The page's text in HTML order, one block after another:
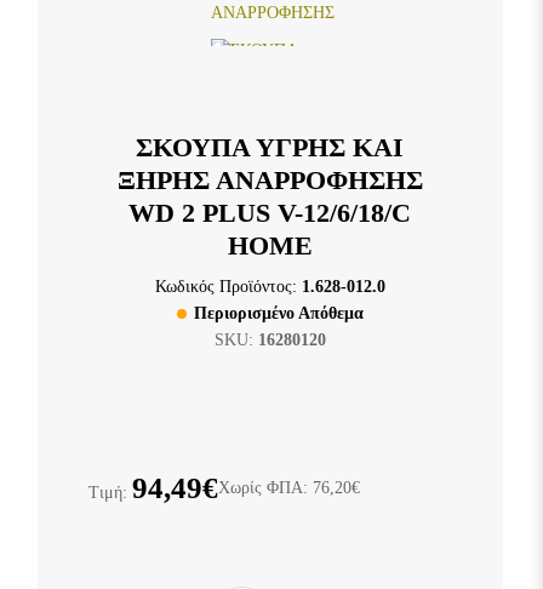
ΣΚΟΥΠΑ ΥΓΡΗΣ ΚΑΙ
ΞΗΡΗΣ ΑΝΑΡΡΟΦΗΣΗΣ
WD 2 PLUS V-12/6/18/C
HOME
Κωδικός Προϊόντος: 1.628-012.0
Περιορισμένο Απόθεμα
SKU: 16280120
Τιμή:94,49€Χωρίς ΦΠΑ: 76,20€